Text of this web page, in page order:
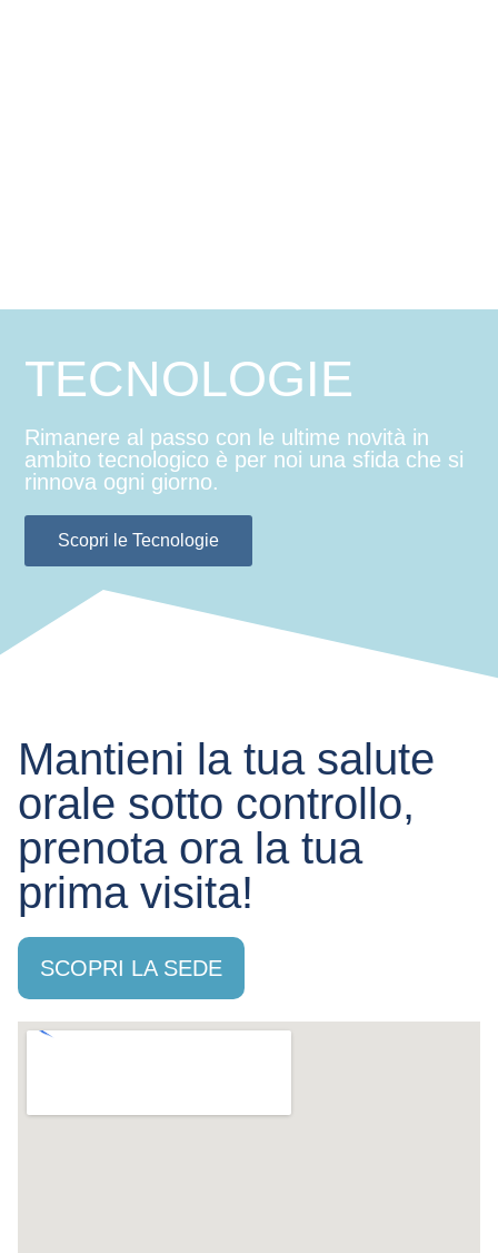
TECNOLOGIE
Rimanere al passo con le ultime novità in
ambito tecnologico è per noi una sfida che si
rinnova ogni giorno.
Scopri le Tecnologie
Mantieni la tua salute
orale sotto controllo,
prenota ora la tua
prima visita!
SCOPRI LA SEDE